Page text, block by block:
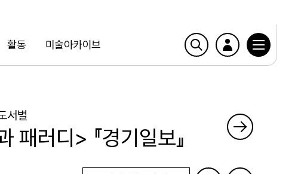
활동 미술아카이브
서별
러디> 『경기일보』